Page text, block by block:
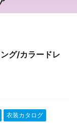
グ/カラードレ
衣装カタログ